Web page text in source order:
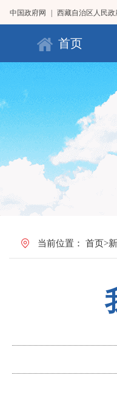
中国政府网 西藏自治区人民政
首页
当前位置： 首页>